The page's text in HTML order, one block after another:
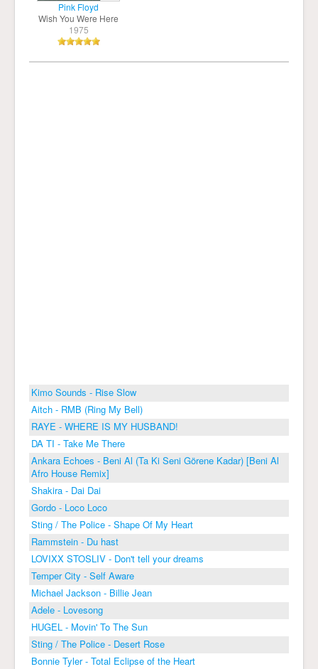
Pink Floyd
Wish You Were Here
1975
Kimo Sounds - Rise Slow
Aitch - RMB (Ring My Bell)
RAYE - WHERE IS MY HUSBAND!
DA TI - Take Me There
Ankara Echoes - Beni Al (Ta Ki Seni Görene Kadar) [Beni Al
Afro House Remix]
Shakira - Dai Dai
Gordo - Loco Loco
Sting / The Police - Shape Of My Heart
Rammstein - Du hast
LOVIXX STOSLIV - Don't tell your dreams
Temper City - Self Aware
Michael Jackson - Billie Jean
Adele - Lovesong
HUGEL - Movin' To The Sun
Sting / The Police - Desert Rose
Bonnie Tyler - Total Eclipse of the Heart